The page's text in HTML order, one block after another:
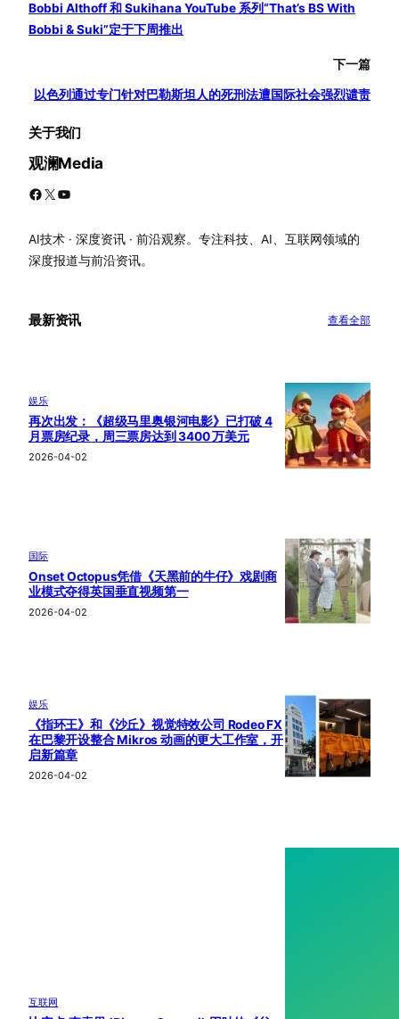
Bobbi Althoff 和 Sukihana YouTube 系列“That’s BS With
Bobbi & Suki”定于下周推出
下一篇
以色列通过专门针对巴勒斯坦人的死刑法遭国际社会强烈谴责
关于我们
观澜Media
Facebook X YouTube
AI技术 · 深度资讯 · 前沿观察。专注科技、AI、互联网领域的
深度报道与前沿资讯。
最新资讯 查看全部
娱乐
再次出发：《超级马里奥银河电影》已打破 4
月票房纪录，周三票房达到 3400 万美元
2026-04-02
国际
Onset Octopus凭借《天黑前的牛仔》戏剧商
业模式夺得英国垂直视频第一
2026-04-02
娱乐
《指环王》和《沙丘》视觉特效公司 Rodeo FX
在巴黎开设整合 Mikros 动画的更大工作室，开
启新篇章
2026-04-02
互联网